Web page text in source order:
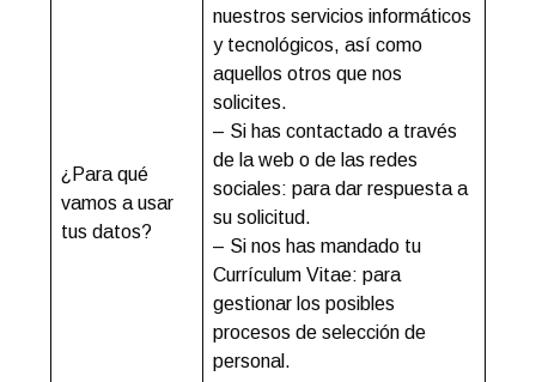
¿Para qué
vamos a usar
tus datos?
nuestros servicios informáticos
y tecnológicos, así como
aquellos otros que nos
solicites.
– Si has contactado a través
de la web o de las redes
sociales: para dar respuesta a
su solicitud.
– Si nos has mandado tu
Currículum Vitae: para
gestionar los posibles
procesos de selección de
personal.